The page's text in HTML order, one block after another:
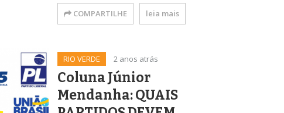
COMPARTILHE leia mais
RIO VERDE 2 anos atrás
Coluna Júnior
Mendanha: QUAIS